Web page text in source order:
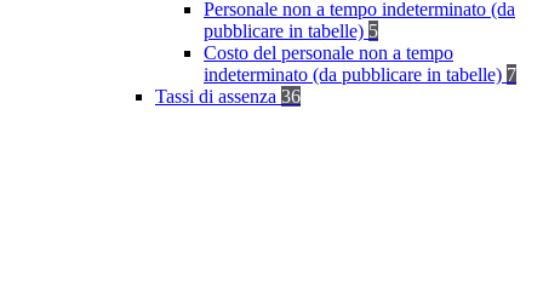
Personale non a tempo indeterminato (da
pubblicare in tabelle) 5
Costo del personale non a tempo
indeterminato (da pubblicare in tabelle) 7
Tassi di assenza 36